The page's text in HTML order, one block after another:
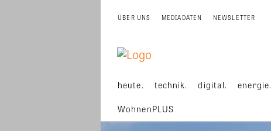
ÜBER UNS MEDIADATEN NEWSLETTER
heute. technik. digital. energie.
WohnenPLUS